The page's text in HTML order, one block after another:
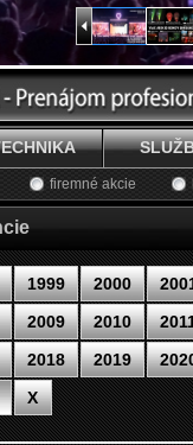
firemné akcie
1999 2000
2009 2010
2018 2019
X